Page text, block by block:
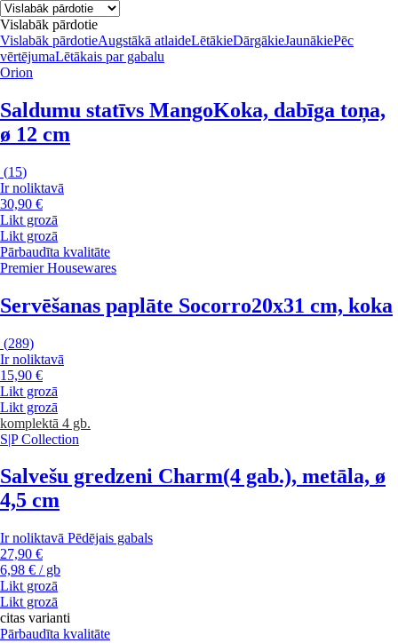
Vislabāk pārdotie
Vislabāk pārdotieAugstākā atlaideLētākieDārgākieJaunākiePēc
vērtējumaLētākais par gabalu
Orion
Saldumu statīvs MangoKoka, dabīga toņa,
ø 12 cm
(15)
Ir noliktavā
30,90 €
Likt grozā
Likt grozā
Pārbaudīta kvalitāte
Premier Housewares
Servēšanas paplāte Socorro20x31 cm, koka
(289)
Ir noliktavā
15,90 €
Likt grozā
Likt grozā
komplektā 4 gb.
S|P Collection
Salvešu gredzeni Charm(4 gab.), metāla, ø
4,5 cm
Ir noliktavā Pēdējais gabals
27,90 €
6,98 € / gb
Likt grozā
Likt grozā
citas varianti
Pārbaudīta kvalitāte